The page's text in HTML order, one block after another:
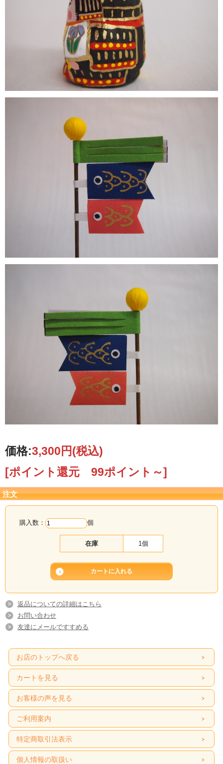
価格:3,300円(税込)
[ポイント還元 99ポイント～]
注文
購入数： 個
在庫 1個
返品についての詳細はこちら
お問い合わせ
友達にメールですすめる
お店のトップへ戻る
カートを見る
お客様の声を見る
ご利用案内
特定商取引法表示
個人情報の取扱い